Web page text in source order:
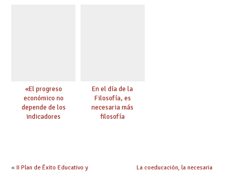
«El progreso
económico no
depende de los
indicadores
En el día de la
Filosofía, es
necesaria más
filosofía
« II Plan de Éxito Educativo y
La coeducación, la necesaria